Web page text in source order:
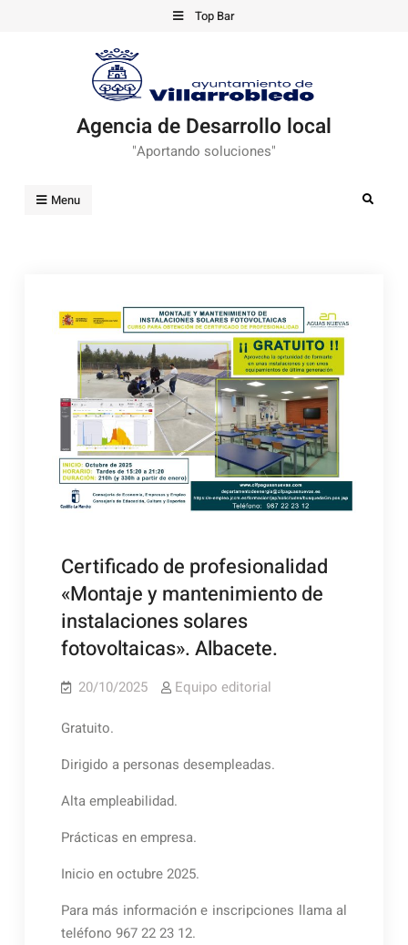
Top Bar
Agencia de Desarrollo local
"Aportando soluciones"
Menu Search
Certificado de profesionalidad
«Montaje y mantenimiento de
instalaciones solares
fotovoltaicas». Albacete.
20/10/2025 Equipo editorial
Gratuito.
Dirigido a personas desempleadas.
Alta empleabilidad.
Prácticas en empresa.
Inicio en octubre 2025.
Para más información e inscripciones llama al
teléfono 967 22 23 12.